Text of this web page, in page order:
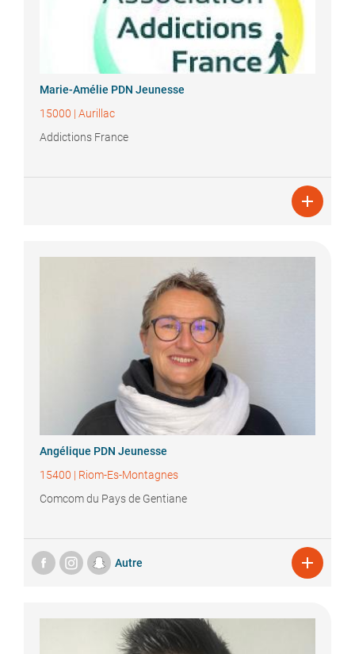
Marie-Amélie PDN Jeunesse
15000 | Aurillac
Addictions France

Angélique PDN Jeunesse
15400 | Riom-Es-Montagnes
Comcom du Pays de Gentiane
Autre 